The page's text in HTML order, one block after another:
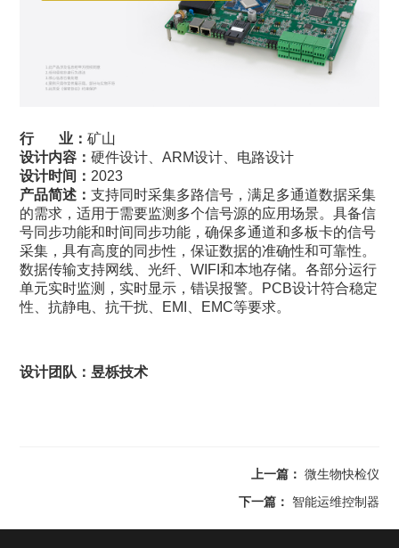
行 业：矿山
设计内容：硬件设计、ARM设计、电路设计
设计时间： 2023
产品简述：支持同时采集多路信号，满足多通道数据采集
的需求，适用于需要监测多个信号源的应用场景。具备信
号同步功能和时间同步功能，确保多通道和多板卡的信号
采集，具有高度的同步性，保证数据的准确性和可靠性。
数据传输支持网线、光纤、WIFI和本地存储。各部分运行
单元实时监测，实时显示，错误报警。PCB设计符合稳定
性、抗静电、抗干扰、EMI、EMC等要求。
设计团队：昱栎技术
上一篇： 微生物快检仪
下一篇： 智能运维控制器